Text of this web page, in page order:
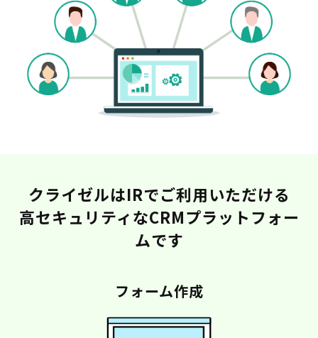
クライゼルはIRでご利用いただける
高セキュリティなCRMプラットフォー
ムです
フォーム作成